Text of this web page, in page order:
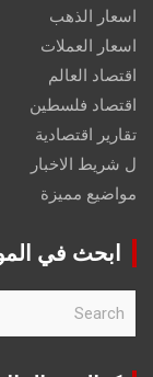
اسعار الذهب
اسعار العملات
اقتصاد العالم
اقتصاد فلسطين
تقارير اقتصادية
ل شريط الاخبار
مواضيع مميزة
ابحث في
r